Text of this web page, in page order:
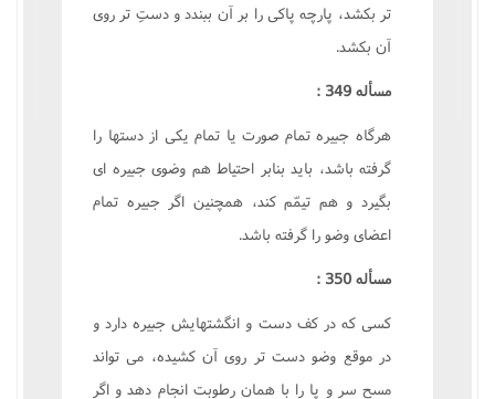
تر بکشد، پارچه پاکى را بر آن ببندد و دستِ تر روى
آن بکشد.
مسأله 349 :
هرگاه جبيره تمام صورت يا تمام يکى از دستها را
گرفته باشد، بايد بنابر احتياط هم وضوى جبيره اى
بگيرد و هم تيمّم کند، همچنين اگر جبيره تمام
اعضاى وضو را گرفته باشد.
مسأله 350 :
کسى که در کف دست و انگشتهايش جبيره دارد و
در موقع وضو دست تر روى آن کشيده، مى تواند
مسح سر و پا را با همان رطوبت انجام دهد و اگر